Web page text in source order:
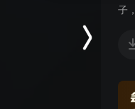
子
并
仙